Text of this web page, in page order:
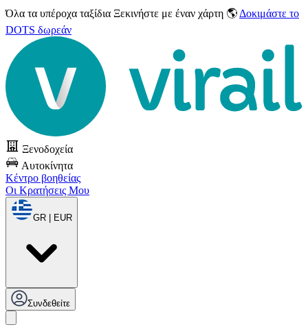
Όλα τα υπέροχα ταξίδια Ξεκινήστε με έναν χάρτη 🌎 Δοκιμάστε το
DOTS δωρεάν
Ξενοδοχεία
Αυτοκίνητα
Κέντρο βοηθείας
Οι Κρατήσεις Μου
GR | EUR
Συνδεθείτε